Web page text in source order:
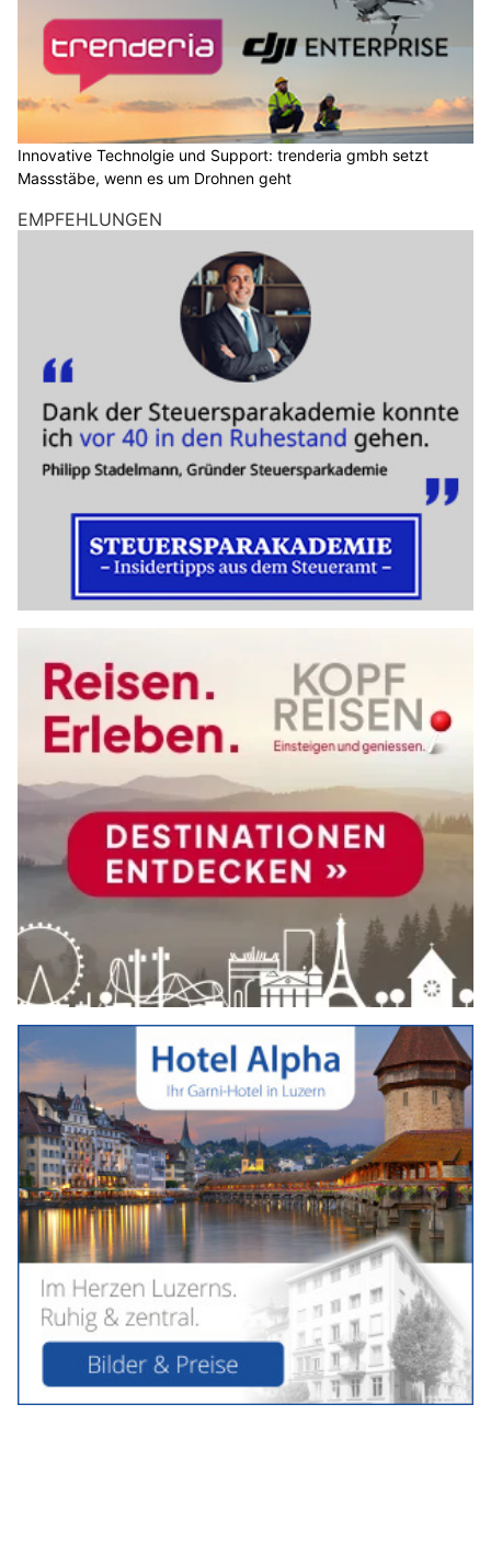
Innovative Technolgie und Support: trenderia gmbh setzt
Massstäbe, wenn es um Drohnen geht
EMPFEHLUNGEN